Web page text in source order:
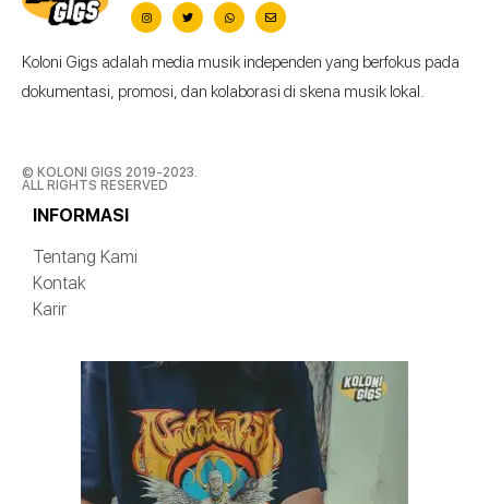
Koloni Gigs adalah media musik independen yang berfokus pada
dokumentasi, promosi, dan kolaborasi di skena musik lokal.
© KOLONI GIGS 2019-2023.
ALL RIGHTS RESERVED
INFORMASI
Tentang Kami
Kontak
Karir